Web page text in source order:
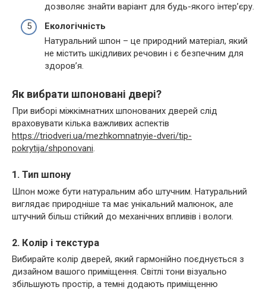
дозволяє знайти варіант для будь-якого інтер’єру.
Екологічність
Натуральний шпон – це природний матеріал, який
не містить шкідливих речовин і є безпечним для
здоров’я.
Як вибрати шпоновані двері?
При виборі міжкімнатних шпонованих дверей слід
враховувати кілька важливих аспектів
https://triodveri.ua/mezhkomnatnyie-dveri/tip-
pokrytija/shponovani.
1. Тип шпону
Шпон може бути натуральним або штучним. Натуральний
виглядає природніше та має унікальний малюнок, але
штучний більш стійкий до механічних впливів і вологи.
2. Колір і текстура
Вибирайте колір дверей, який гармонійно поєднується з
дизайном вашого приміщення. Світлі тони візуально
збільшують простір, а темні додають приміщенню